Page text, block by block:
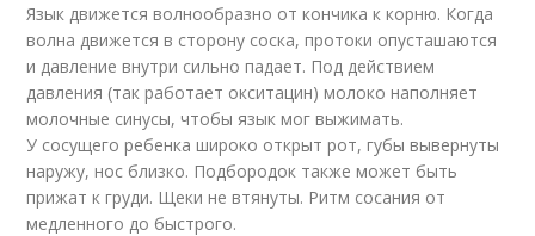
Язык движется волнообразно от кончика к корню. Когда
волна движется в сторону соска, протоки опусташаются
и давление внутри сильно падает. Под действием
давления (так работает окситацин) молоко наполняет
молочные синусы, чтобы язык мог выжимать.
У сосущего ребенка широко открыт рот, губы вывернуты
наружу, нос близко. Подбородок также может быть
прижат к груди. Щеки не втянуты. Ритм сосания от
медленного до быстрого.